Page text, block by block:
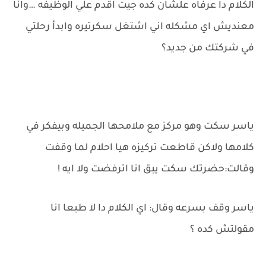
الكلام دا عرفاه علشان كده جيت اقدم علي الوظيفه …وانا
معنديش اي مشكله اني اشتغل سكرتيره وابدأ رحلتي
في شركتك من جديد؟
ياسر سكت وهو مركز مع ملامحها الجميله وبيفكر في
كلامها ولاكن قاطعت تركيزه هيا احلام لما وقفت
وقالت:حضرتك سكت يبق انا اترفضت ولا ايه !
ياسر وقف بسرعه وقال: اي الكلام دا لا طبعا انا
مقولتش كده ؟